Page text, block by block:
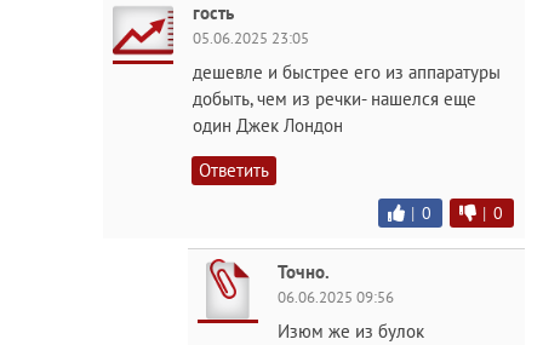
гость
05.06.2025 23:05
дешевле и быстрее его из аппаратуры
добыть, чем из речки- нашелся еще
один Джек Лондон
Ответить
| 0 | 0
Точно.
06.06.2025 09:56
Изюм же из булок